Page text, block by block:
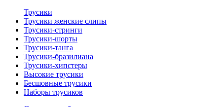
Трусики
Трусики женские слипы
Трусики-стринги
Трусики-шорты
Трусики-танга
Трусики-бразилиана
Трусики-хипстеры
Высокие трусики
Бесшовные трусики
Наборы трусиков